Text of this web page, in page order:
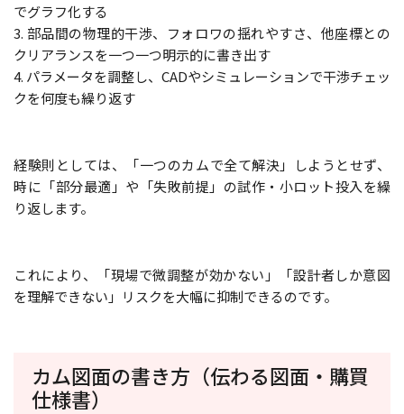
でグラフ化する
3. 部品間の物理的干渉、フォロワの揺れやすさ、他座標との
クリアランスを一つ一つ明示的に書き出す
4. パラメータを調整し、CADやシミュレーションで干渉チェッ
クを何度も繰り返す
経験則としては、「一つのカムで全て解決」しようとせず、
時に「部分最適」や「失敗前提」の試作・小ロット投入を繰
り返します。
これにより、「現場で微調整が効かない」「設計者しか意図
を理解できない」リスクを大幅に抑制できるのです。
カム図面の書き方（伝わる図面・購買
仕様書）